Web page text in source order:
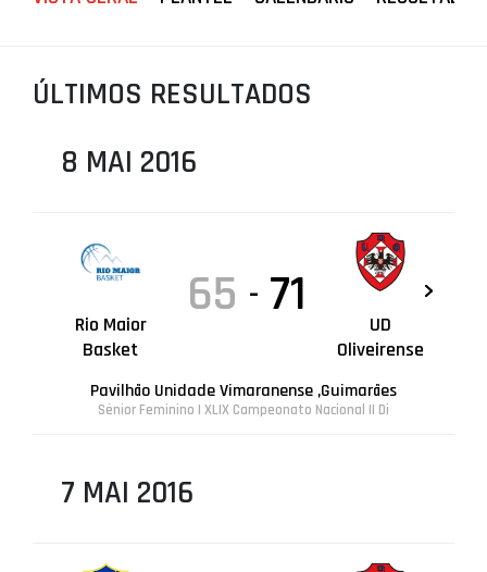
LIGA BETCLIC MASCULINA
LIGA BETCLIC FEMININA
ÚLTIMOS RESULTADOS
8 MAI 2016
Rio Maior
Basket
65 - 71
UD
Oliveirense
Pavilhão Unidade Vimaranense ,Guimarães
Sénior Feminino | XLIX Campeonato Nacional II Di
7 MAI 2016